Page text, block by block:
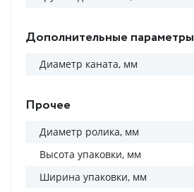
Дополнительные параметры
Диаметр каната, мм
Прочее
Диаметр ролика, мм
Высота упаковки, мм
Ширина упаковки, мм